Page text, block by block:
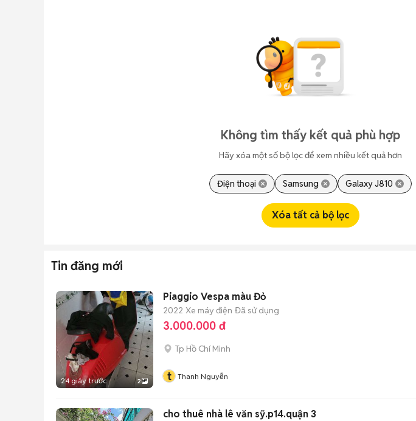
Không tìm thấy kết quả phù hợp
Hãy xóa một số bộ lọc để xem nhiều kết quả hơn
Điện thoại Samsung Galaxy J810
Xóa tất cả bộ lọc
Tin đăng mới
24 giây trước 2
Piaggio Vespa màu Đỏ
2022 Xe máy điện Đã sử dụng
3.000.000 đ
Tp Hồ Chí Minh
t Thanh Nguyễn
cho thuê nhà lê văn sỹ.p14.quận 3